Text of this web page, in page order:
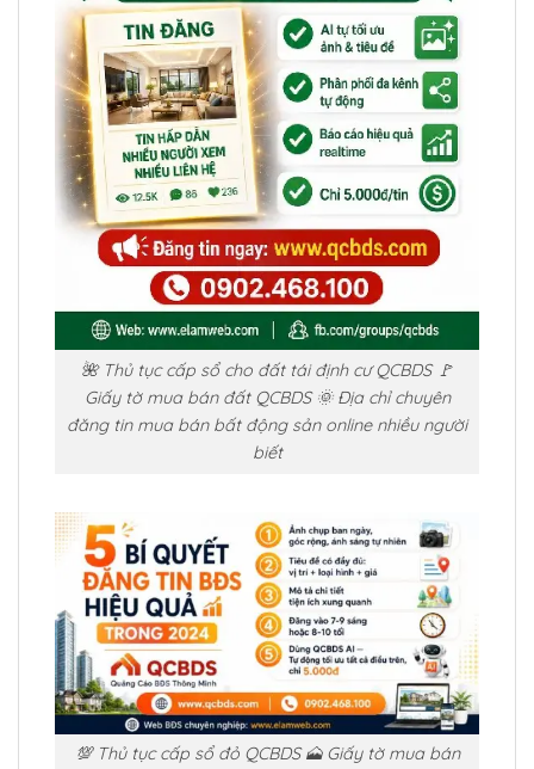
🌺 Thủ tục cấp sổ cho đất tái định cư QCBDS 🚩
Giấy tờ mua bán đất QCBDS 🌞 Địa chỉ chuyên
đăng tin mua bán bất động sản online nhiều người
biết
💯 Thủ tục cấp sổ đỏ QCBDS 🗻 Giấy tờ mua bán